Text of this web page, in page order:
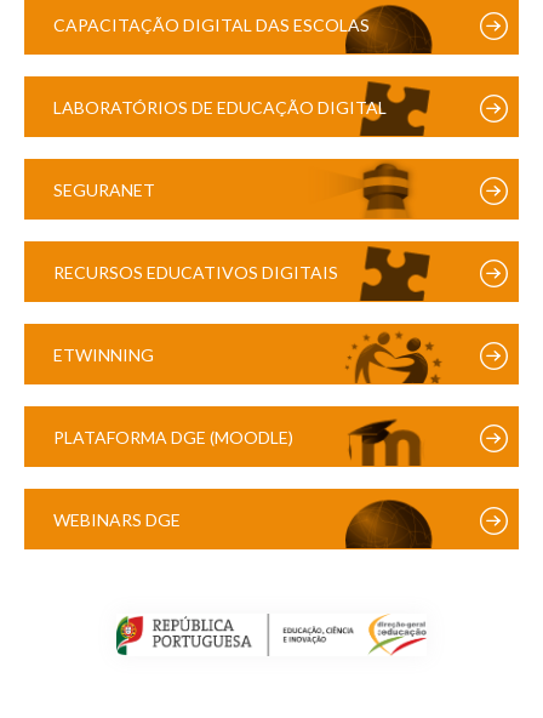
CAPACITAÇÃO DIGITAL DAS ESCOLAS
LABORATÓRIOS DE EDUCAÇÃO DIGITAL
SEGURANET
RECURSOS EDUCATIVOS DIGITAIS
ETWINNING
PLATAFORMA DGE (MOODLE)
WEBINARS DGE